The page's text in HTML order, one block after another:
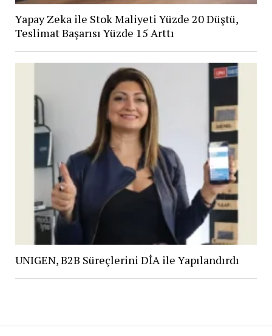
Yapay Zeka ile Stok Maliyeti Yüzde 20 Düştü,
Teslimat Başarısı Yüzde 15 Arttı
UNIGEN, B2B Süreçlerini DİA ile Yapılandırdı